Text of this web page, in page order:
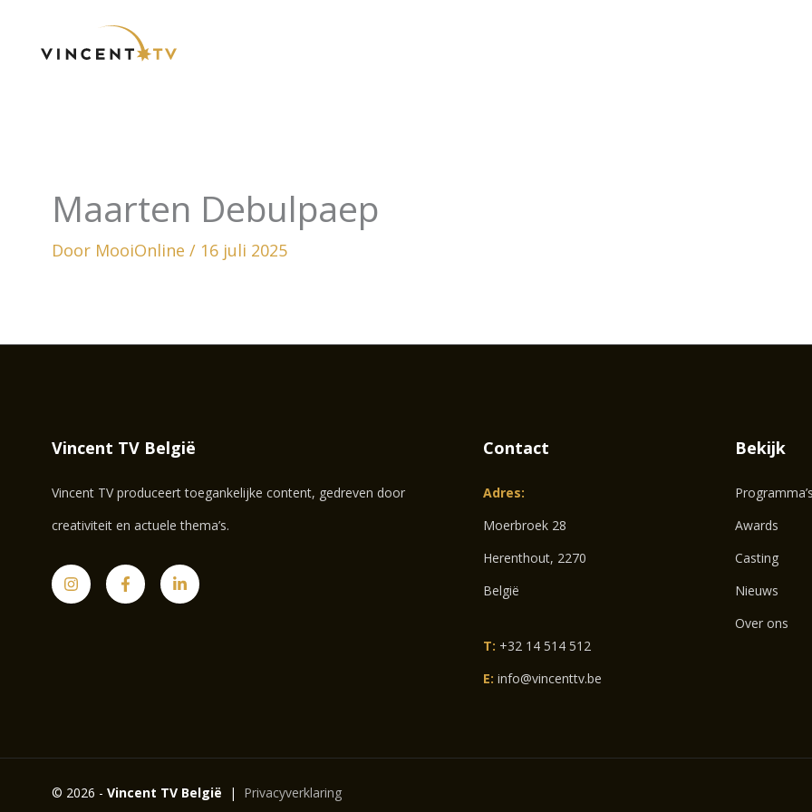
Maarten Debulpaep
Door MooiOnline / 16 juli 2025
Vincent TV België
Vincent TV produceert toegankelijke content, gedreven door
creativiteit en actuele thema’s.
Contact
Adres:
Moerbroek 28
Herenthout, 2270
België
T: +32 14 514 512
E: info@vincenttv.be
Bekijk
Awards
Casting
Nieuws
Over ons
© 2026 - Vincent TV België | Privacyverklaring